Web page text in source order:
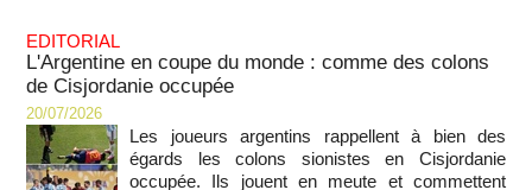
EDITORIAL
L'Argentine en coupe du monde : comme des colons
de Cisjordanie occupée
20/07/2026
Les joueurs argentins rappellent à bien des
égards les colons sionistes en Cisjordanie
occupée. Ils jouent en meute et commettent